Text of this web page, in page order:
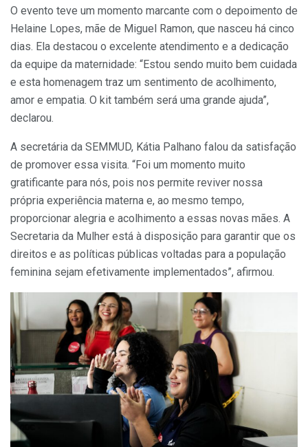
O evento teve um momento marcante com o depoimento de
Helaine Lopes, mãe de Miguel Ramon, que nasceu há cinco
dias. Ela destacou o excelente atendimento e a dedicação
da equipe da maternidade: “Estou sendo muito bem cuidada
e esta homenagem traz um sentimento de acolhimento,
amor e empatia. O kit também será uma grande ajuda”,
declarou.
A secretária da SEMMUD, Kátia Palhano falou da satisfação
de promover essa visita. “Foi um momento muito
gratificante para nós, pois nos permite reviver nossa
própria experiência materna e, ao mesmo tempo,
proporcionar alegria e acolhimento a essas novas mães. A
Secretaria da Mulher está à disposição para garantir que os
direitos e as políticas públicas voltadas para a população
feminina sejam efetivamente implementados”, afirmou.